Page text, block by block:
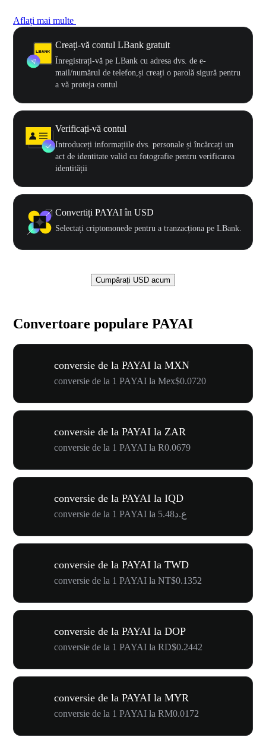
Aflați mai multe
Creați-vă contul LBank gratuit
Înregistrați-vă pe LBank cu adresa dvs. de e-
mail/numărul de telefon,și creați o parolă sigură pentru
a vă proteja contul
Verificați-vă contul
Introduceți informațiile dvs. personale și încărcați un
act de identitate valid cu fotografie pentru verificarea
identității
Convertiți PAYAI în USD
Selectați criptomonede pentru a tranzacționa pe LBank.
Cumpărați USD acum
Convertoare populare PAYAI
conversie de la PAYAI la MXN
conversie de la 1 PAYAI la Mex$0.0720
conversie de la PAYAI la ZAR
conversie de la 1 PAYAI la R0.0679
conversie de la PAYAI la IQD
conversie de la 1 PAYAI la ع.د5.48
conversie de la PAYAI la TWD
conversie de la 1 PAYAI la NT$0.1352
conversie de la PAYAI la DOP
conversie de la 1 PAYAI la RD$0.2442
conversie de la PAYAI la MYR
conversie de la 1 PAYAI la RM0.0172